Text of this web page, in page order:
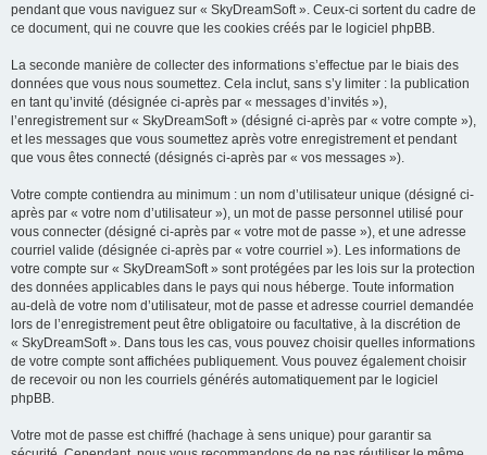
pendant que vous naviguez sur « SkyDreamSoft ». Ceux-ci sortent du cadre de
ce document, qui ne couvre que les cookies créés par le logiciel phpBB.
La seconde manière de collecter des informations s’effectue par le biais des
données que vous nous soumettez. Cela inclut, sans s’y limiter : la publication
en tant qu’invité (désignée ci-après par « messages d’invités »),
l’enregistrement sur « SkyDreamSoft » (désigné ci-après par « votre compte »),
et les messages que vous soumettez après votre enregistrement et pendant
que vous êtes connecté (désignés ci-après par « vos messages »).
Votre compte contiendra au minimum : un nom d’utilisateur unique (désigné ci-
après par « votre nom d’utilisateur »), un mot de passe personnel utilisé pour
vous connecter (désigné ci-après par « votre mot de passe »), et une adresse
courriel valide (désignée ci-après par « votre courriel »). Les informations de
votre compte sur « SkyDreamSoft » sont protégées par les lois sur la protection
des données applicables dans le pays qui nous héberge. Toute information
au-delà de votre nom d’utilisateur, mot de passe et adresse courriel demandée
lors de l’enregistrement peut être obligatoire ou facultative, à la discrétion de
« SkyDreamSoft ». Dans tous les cas, vous pouvez choisir quelles informations
de votre compte sont affichées publiquement. Vous pouvez également choisir
de recevoir ou non les courriels générés automatiquement par le logiciel
phpBB.
Votre mot de passe est chiffré (hachage à sens unique) pour garantir sa